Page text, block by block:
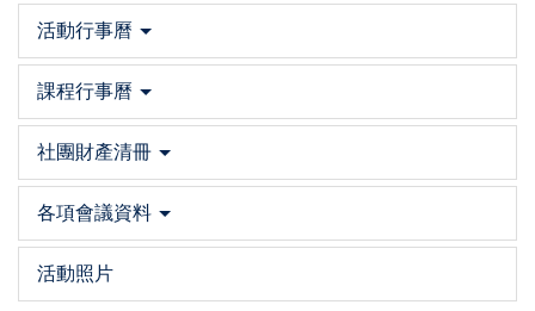
活動行事曆
課程行事曆
社團財產清冊
各項會議資料
活動照片